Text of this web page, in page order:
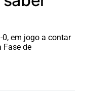
0, em jogo a contar
Fase de